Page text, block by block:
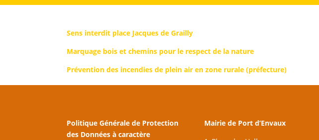
Sens interdit place Jacques de Grailly
Marquage bois et chemins pour le respect de la nature
Prévention des incendies de plein air en zone rurale (préfecture)
Politique Générale de Protection
des Données à caractère
Mairie de Port d’Envaux